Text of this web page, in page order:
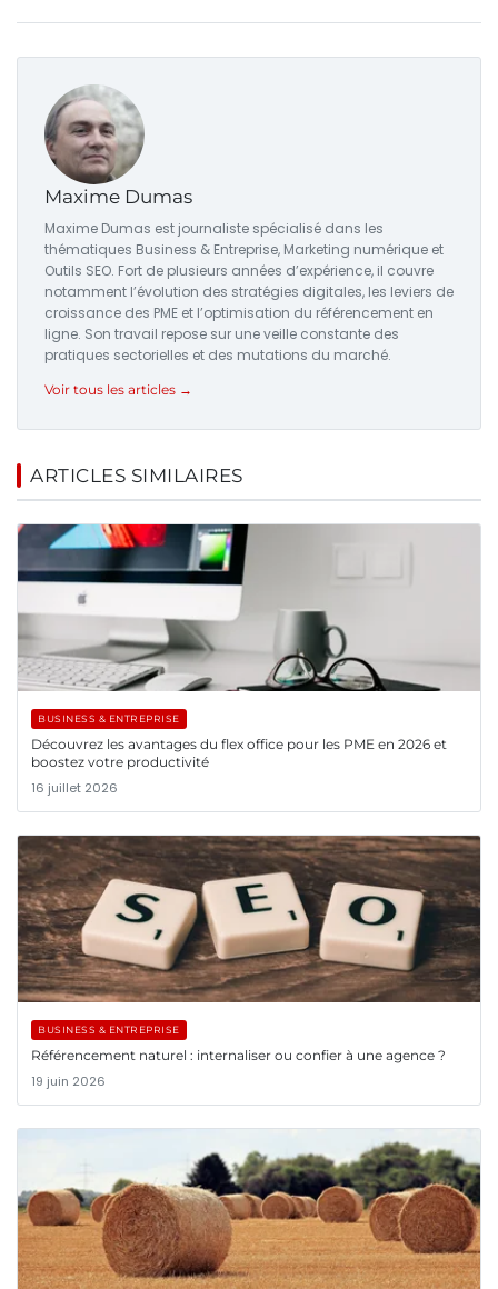
Maxime Dumas
Maxime Dumas est journaliste spécialisé dans les
thématiques Business & Entreprise, Marketing numérique et
Outils SEO. Fort de plusieurs années d’expérience, il couvre
notamment l’évolution des stratégies digitales, les leviers de
croissance des PME et l’optimisation du référencement en
ligne. Son travail repose sur une veille constante des
pratiques sectorielles et des mutations du marché.
Voir tous les articles →
ARTICLES SIMILAIRES
BUSINESS & ENTREPRISE
Découvrez les avantages du flex office pour les PME en 2026 et
boostez votre productivité
16 juillet 2026
BUSINESS & ENTREPRISE
Référencement naturel : internaliser ou confier à une agence ?
19 juin 2026